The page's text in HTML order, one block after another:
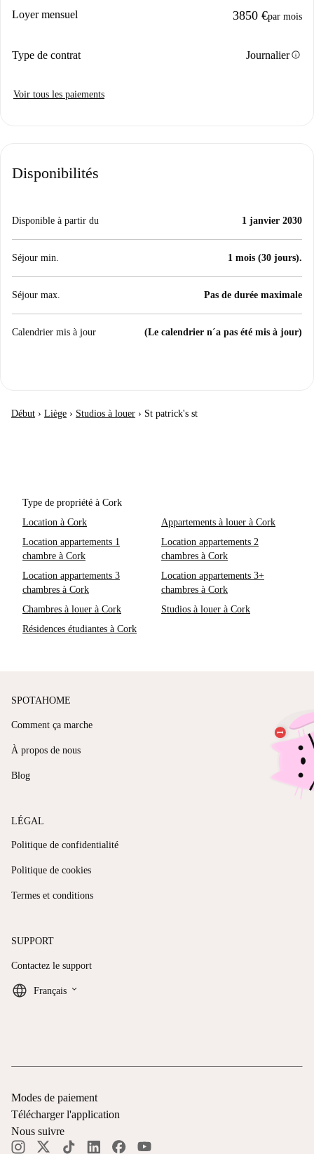
Loyer mensuel 3850 €par mois
Type de contrat Journalierinfo
Voir tous les paiements
Disponibilités
Disponible à partir du 1 janvier 2030
Séjour min. 1 mois (30 jours).
Séjour max. Pas de durée maximale
Calendrier mis à jour (Le calendrier n´a pas été mis à jour)
Début › Liège › Studios à louer › St patrick's st
Type de propriété à Cork
Location à Cork
Appartements à louer à Cork
Location appartements 1
chambre à Cork
Location appartements 2
chambres à Cork
Location appartements 3
chambres à Cork
Location appartements 3+
chambres à Cork
Chambres à louer à Cork
Studios à louer à Cork
Résidences étudiantes à Cork
SPOTAHOME
Comment ça marche
À propos de nous
Blog
LÉGAL
Politique de confidentialité
Politique de cookies
Termes et conditions
SUPPORT
Contactez le support
Français keyboard_arrow_down
Modes de paiement
Télécharger l'application
Nous suivre